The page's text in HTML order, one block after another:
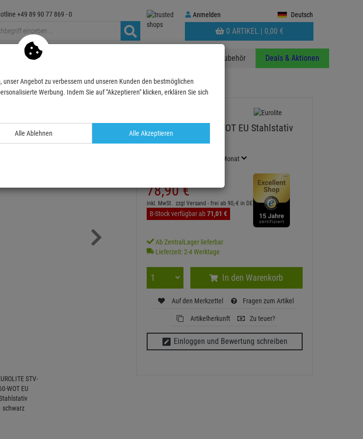
Anmelden
Anmelden Deutsch
WARENKORB
AUFKLAPPEN
0 ARTIKEL | 0,00 €
+49 89 90 77 869 - 0
Medientechnik Zubehör Deals & Aktionen
Stahlstativ schwarz
TOPSELLER
EUROLITE STV-60-WOT EU Stahlstativ
schwarz
/ Monat
78,90 €
inkl. MwSt. zzgl Versand - frei ab 90,-€ in DE
B-Stock verfügbar ab71,01 €
Ab ZentralLager lieferbar
Lieferzeit: 2-4 Werktage
In den Warenkorb
Auf den Merkzettel Fragen zum Artikel
Artikelherkunft Zu teuer?
Einloggen und Bewertung schreiben
unser Angebot zu verbessern und unseren Kunden den bestmöglichen
Werbung. Indem Sie auf "Akzeptieren" klicken, erklären Sie sich
Alle Ablehnen Alle Akzeptieren